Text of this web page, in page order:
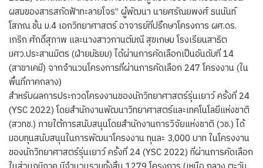
ผสมของสารสกัดฟ้าทะลายโจร” ผู้พัฒนา นายศรัณยพงศ์ ธนนันท์
โสภณ ชั้น ม.4 เอกวิทยาศาสตร์ อาจารย์ที่ปรึกษาโครงการ ผศ.ดร.
เกริก ศักดิ์สุภาพ และนางสาวกานต์มณี สุขเกษม โรงเรียนสาธิต
มศว.ประสานมิตร (ฝ่ายมัธยม) ได้ผ่านการคัดเลือกเป็นอันดับที่ 14
(สาขาเคมี) จากจำนวนโครงการที่ผ่านการคัดเลือก 247 โครงงาน (ใน
พื้นที่ภาคกลาง)
สำหรับผลการประกวดโครงงานของนักวิทยาศาสตร์รุ่นเยาว์ ครั้งที่ 24
(YSC 2022) โดยสำนักงานพัฒนาวิทยาศาสตร์และเทคโนโลยีแห่งชาติ
(สวทช.) ภายใต้การสนับสนุนโดยสำนักงานการวิจัยแห่งชาติ (วช.) ได้
มอบทุนสนับสนุนในการพัฒนาโครงงาน ทุนละ 3,000 บาท ในโครงงาน
ของนักวิทยาศาสตร์รุ่นเยาว์ ครั้งที่ 24 (YSC 2022) ที่ผ่านการคัดเลือก